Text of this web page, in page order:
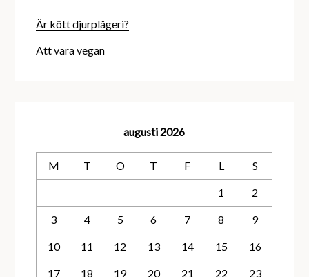
Är kött djurplågeri?
Att vara vegan
augusti 2026
M T O T F L S
1 2
3 4 5 6 7 8 9
10 11 12 13 14 15 16
17 18 19 20 21 22 23